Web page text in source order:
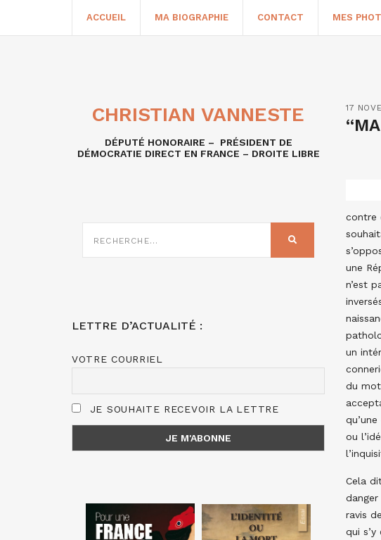
ACCUEIL MA BIOGRAPHIE CONTACT MES
17
contre
une
n’est
un
du mot
ou
Cela
ravis
qui
CHRISTIAN VANNESTE
DÉPUTÉ HONORAIRE – PRÉSIDENT DE
DÉMOCRATIE DIRECT EN FRANCE – DROITE LIBRE
SUR
RECHERCHER
LETTRE D’ACTUALITÉ :
VOTRE COURRIEL
JE SOUHAITE RECEVOIR LA LETTRE